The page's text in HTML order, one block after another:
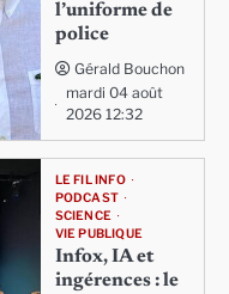
l’uniforme de
police
Gérald Bouchon
mardi 04 août
2026 12:32
LE FIL INFO
PODCAST
SCIENCE
VIE PUBLIQUE
Infox, IA et
ingérences : le